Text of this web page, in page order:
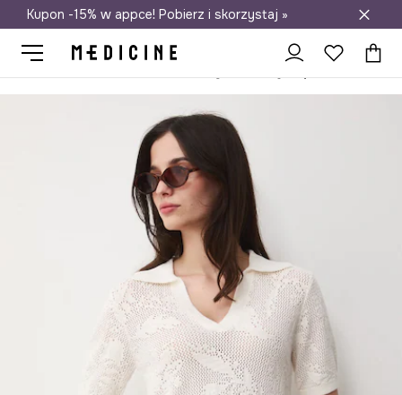
Darmowa dostawa do salonów
Kupon -15% w appce! Pobierz i skorzystaj »